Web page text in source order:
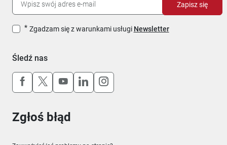
Zgadzam się z warunkami usługi Newsletter
Zapisz się
Śledź nas
Uwaga, link otworzy się w nowym oknie
Uwaga, link otworzy się w nowym oknie
Uwaga, link otworzy się w nowym
Uwaga, link otworzy się w
Uwaga, link otworzy się w
Zgłoś błąd